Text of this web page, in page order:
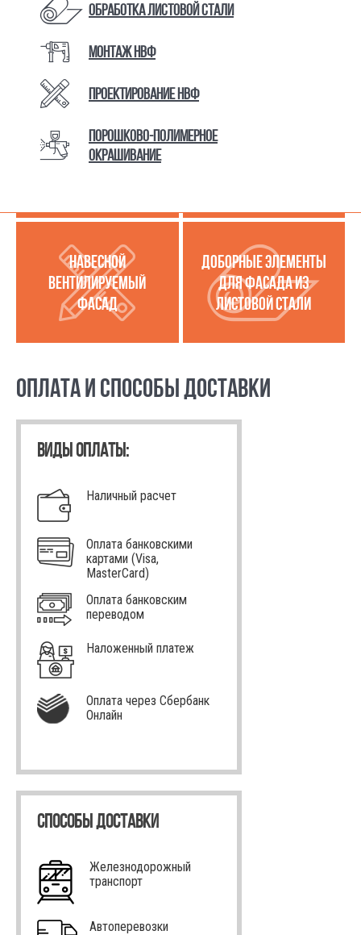
Обработка листовой стали
Монтаж НВФ
Проектирование НВФ
Порошково-полимерное
окрашивание
КАТАЛОГ ТОВАРОВ И УСЛУГ
УСЛУГИ ПО РАБОТЕ С
ЛИСТОВОЙ СТАЛЬЮ
МЕТАЛЛОКАССЕТЫ
НАВЕСНОЙ
ВЕНТИЛИРУЕМЫЙ
ФАСАД
ДОБОРНЫЕ ЭЛЕМЕНТЫ
ДЛЯ ФАСАДА ИЗ
ЛИСТОВОЙ СТАЛИ
ОПЛАТА И СПОСОБЫ ДОСТАВКИ
ВИДЫ ОПЛАТЫ:
Наличный расчет
Оплата банковскими
картами (Visa,
MasterCard)
Оплата банковским
переводом
Наложенный платеж
Оплата через Сбербанк
Онлайн
СПОСОБЫ ДОСТАВКИ
Железнодорожный
транспорт
Автоперевозки